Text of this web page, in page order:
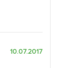
10.07.2017